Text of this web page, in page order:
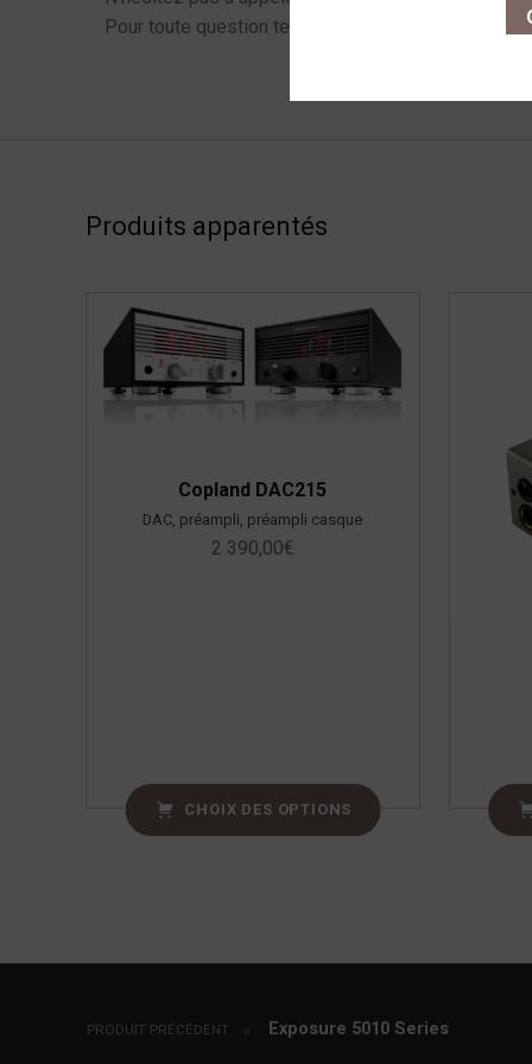
Pour toute question technique ou pour finaliser
Produits apparentés
Copland DAC215
DAC, préampli, préampli casque
2 390,00€
CHOIX DES OPTIONS
Navigation de l’article
PRODUIT PRÉCÉDENT Exposure 5010 Series